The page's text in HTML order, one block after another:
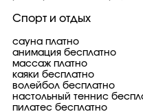
Спорт и отдых
сауна платно
анимация бесплатно
массаж платно
каяки бесплатно
волейбол бесплатно
настольный теннис
пилатес бесплатно